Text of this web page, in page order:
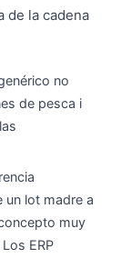
de la cadena
no
de pesca i
un lot madre a
muy
ERP